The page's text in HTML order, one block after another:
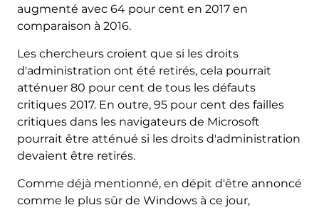
augmenté avec 64 pour cent en 2017 en
comparaison à 2016.
Les chercheurs croient que si les droits
d'administration ont été retirés, cela pourrait
atténuer 80 pour cent de tous les défauts
critiques 2017. En outre, 95 pour cent des failles
critiques dans les navigateurs de Microsoft
pourrait être atténué si les droits d'administration
devaient être retirés.
Comme déjà mentionné, en dépit d'être annoncé
comme le plus sûr de Windows à ce jour,